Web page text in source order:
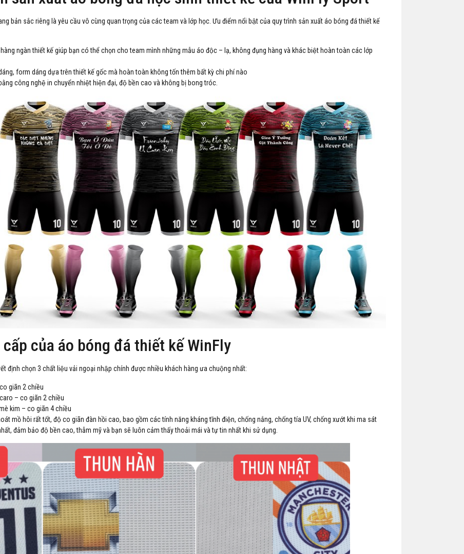
bản sắc riêng là yêu cầu vô cùng quan trọng của các team và lớp học. Ưu điểm nổi bật của quy trình sản xuất áo bóng đá thiết kế
ngàn thiết kế giúp bạn có thể chọn cho team mình những mẫu áo độc – lạ, không đụng hàng và khác biệt hoàn toàn các lớp
form dáng dựa trên thiết kế gốc mà hoàn toàn không tốn thêm bất kỳ chi phí nào
công nghệ in chuyển nhiệt hiện đại, độ bền cao và không bị bong tróc.
của áo bóng đá thiết kế WinFly
định chọn 3 chất liệu vải ngoại nhập chính được nhiều khách hàng ưa chuộng nhất:
giãn 2 chiều
– co giãn 2 chiều
kim – co giãn 4 chiều
mồ hôi rất tốt, độ co giãn đàn hồi cao, bao gồm các tính năng kháng tĩnh điện, chống nắng, chống tía UV, chống xướt khi ma sát
đảm bảo độ bền cao, thẫm mỹ và bạn sẽ luôn cảm thấy thoải mái và tự tin nhất khi sử dụng.